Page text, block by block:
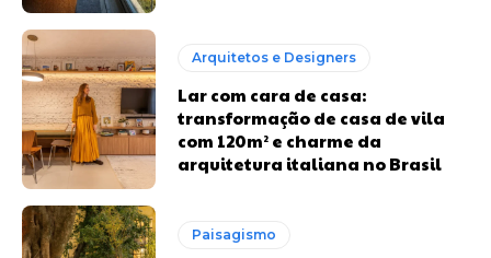
Arquitetos e Designers
Lar com cara de casa:
transformação de casa de vila
com 120m² e charme da
arquitetura italiana no Brasil
Paisagismo